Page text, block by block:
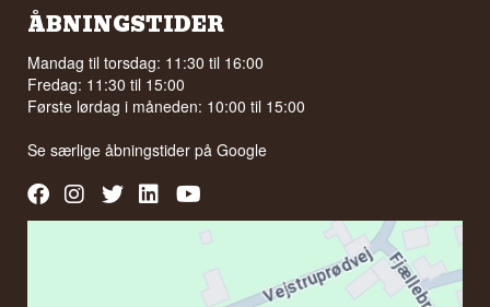
ÅBNINGSTIDER
Mandag til torsdag: 11:30 til 16:00
Fredag: 11:30 til 15:00
Første lørdag i måneden: 10:00 til 15:00
Se særlige åbningstider påGoogle